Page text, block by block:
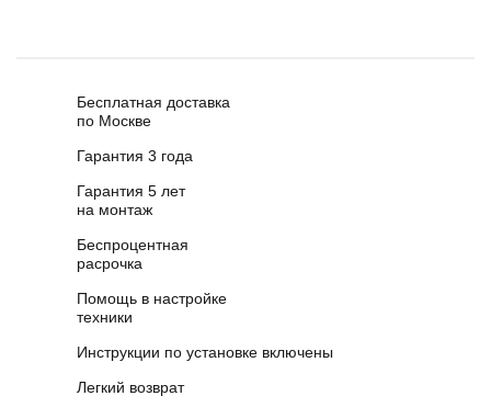
Бесплатная доставка
по Москве
Гарантия 3 года
Гарантия 5 лет
на монтаж
Беспроцентная
расрочка
Помощь в настройке
техники
Инструкции по установке включены
Легкий возврат